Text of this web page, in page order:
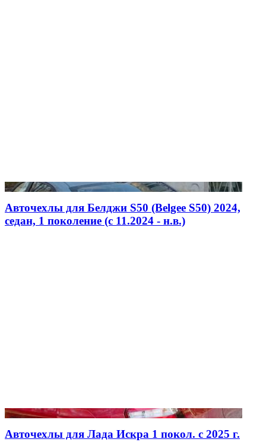
Авточехлы для Белджи S50 (Belgee S50) 2024,
седан, 1 поколение (c 11.2024 - н.в.)
Авточехлы для Лада Искра 1 покол. с 2025 г.